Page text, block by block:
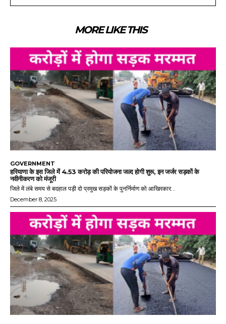
MORE LIKE THIS
GOVERNMENT
हरियाणा के इस जिले में 4.53 करोड़ की परियोजना जल्द होगी शुरू, इन जर्जर सड़कों के
नवीनीकरण को मंजूरी
जिले में लंबे समय से बदहाल पड़ी दो प्रमुख सड़कों के पुनर्निर्माण को आखिरकार...
December 8, 2025